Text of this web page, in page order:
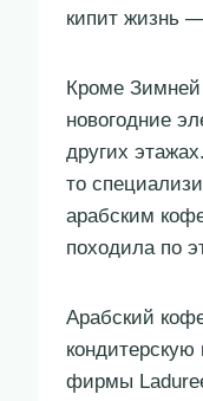
кипит жизнь
Кроме
новогодние
других
то
арабским
походила по
Арабский
кондитерскую
фирмы